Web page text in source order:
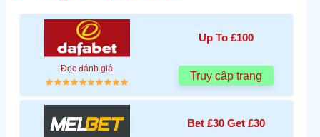
Up To £100
Đọc đánh giá
Truy cập trang
Bet £30 Get £30